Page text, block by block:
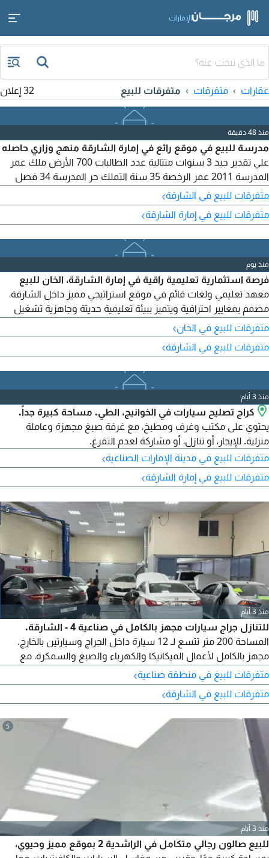
الإمارات
عقارات متفرقات متفرقات للبيع 32 إعلان
منذ 48 دقيقة
مدرسة للبيع في موقع رائع في إمارة الشارقة منهج وزاري حاصله
علي تقدير جيد 3 سنوات متتالية عدد الطالبات 700 الأرض ملك عمر
المدرسة 2011 عمر الرخصة 35 سنة التملك حر المدرسة 34 فصل
مساحة الأرض 3781 متر مربع يوجد مختبر كيمياء - فيزياء - كمبيوتر -
أحياء يوجد 4 باصات كبيرة عدد المدرسين 54 عدد الاداريين 11 العمال
متفرقات للبيع في الشارقة›
متفرقات للبيع في إمارة الشارقة›
منذ يوم
فرصة استثمارية تعليمية راقية في إمارة الشارقة، الخان للبيع
معهد تعليمي ولغات قائم في موقع استراتيجي مميز داخل الشارقة،
مصمم بمعايير احترافية ويتميز ببيئة تعليمية حديثة وجاهزية تشغيل
كاملة
متفرقات للبيع في الخان›
متفرقات للبيع في الشارقة›
منذ 3 أيام
كراج تصليح سيارات في الخوانيج، الطي. مساحة كبيرة جداً.
يحتوي على مكتب وغرف ومطبخ، مع غرفة صبغ مجهزة وعاملة
منزلية. للإيجار، أو تنازل، أو مشاركة لعدم التفرغ.
متفرقات للبيع في مدينة الإمارات الصناعية›
متفرقات للبيع في إمارة الشارقة›
5
منذ 3 أيام
للتنازل جراج سيارات مجهز بالكامل في صناعية 4 - الشارقة.
المساحة 200 متر تتسع لـ 12 سيارة داخل الجراج وسيارتين بالخارج.
مجهز بالكامل لأعمال الميكانيكا والكهرباء والصبغ والسمكرة، مع
غرفة إدارة، غرفة صبغ، حمام، تكييف كامل، نظام كاميرات داخلي
وخارجي، و2 جاك. الرخصة مجددة لسنة كاملة مع 9 كوتة غير
متفرقات للبيع في منطقة صناعية›
متفرقات للبيع في الشارقة›
5
منذ 3 أيام
للبيع صالون رجالي متكامل في الراشدية 2 بموقع مميز وحيوي،